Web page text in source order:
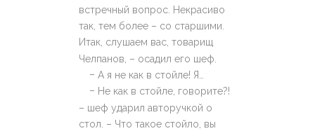
встречный вопрос. Некрасиво
так, тем более – со старшими.
Итак, слушаем вас, товарищ
Челпанов, – осадил его шеф.
– А я не как в стойле! Я…
– Не как в стойле, говорите?!
– шеф ударил авторучкой о
стол. – Что такое стойло, вы